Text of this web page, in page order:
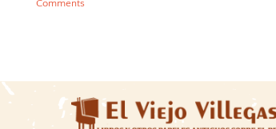
Comments